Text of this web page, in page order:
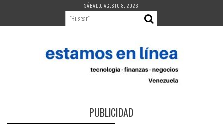
contenido
SÁBADO, AGOSTO 8, 2026
PUBLICIDAD